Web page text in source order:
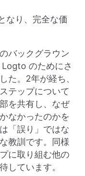
なり、完全な価
バックグラウン
Logto のためにさ
た。2年が経ち、
テップについて
を共有し、なぜ
なかったのかを
「誤り」ではな
教訓です。同様
に取り組む他の
しています。